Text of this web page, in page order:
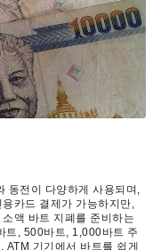
동전이 다양하게 사용되며,
카드 결제가 가능하지만,
액 바트 지폐를 준비하는
트, 500바트, 1,000바트 주
기기에서 바트를 쉽게